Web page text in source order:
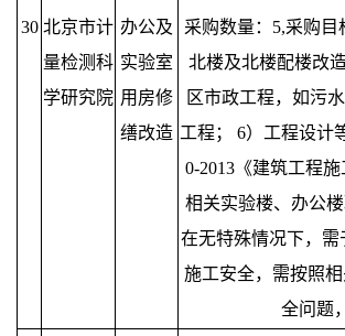
30 北京市计
量检测科
学研究院
办公及
实验室
用房修
缮改造
采购数量：5,采购
北楼及北楼配楼改
区市政工程，如污
工程； 6）工程设计
0-2013《建筑工程
相关实验楼、办公
在无特殊情况下，需
施工安全，需按照
全问题